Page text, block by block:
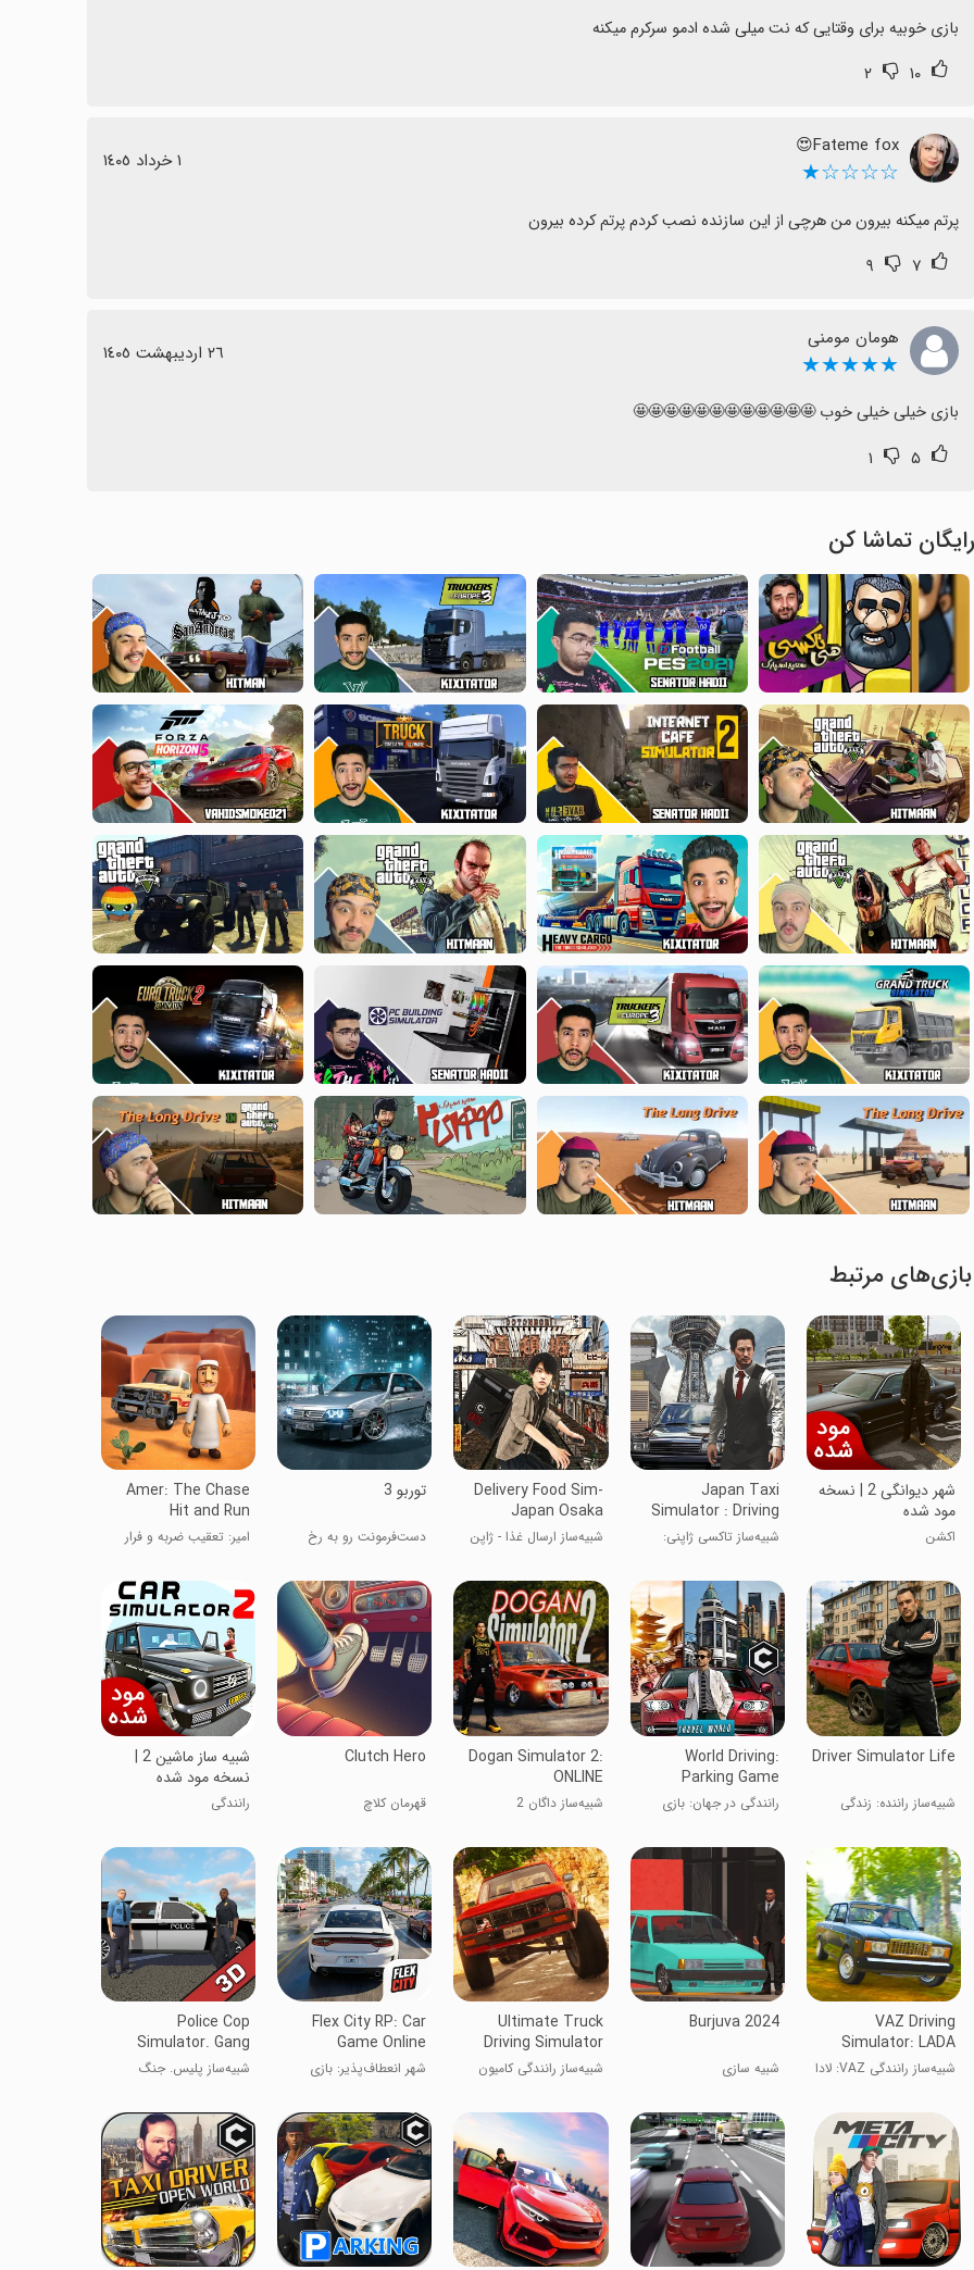
بازی خوبیه برای وقتایی که نت میلی شده ادمو سرکرم میکنه
۱۰ ۲
Fateme fox😍
☆☆☆☆★ ١ خرداد ١٤٠٥
پرتم میکنه بیرون من هرچی از این سازنده نصب کردم پرتم کرده بیرون
۷ ۹
هومان مومنی
★★★★★ ٢٦ اردیبهشت ١٤٠٥
بازی خیلی خیلی خوب 🤩🤩🤩🤩🤩🤩🤩🤩🤩🤩🤩🤩
۵ ۱
رایگان تماشا کن
بازی‌های مرتبط
شهر دیوانگی 2 | نسخه
مود شده
اکشن
Japan Taxi
Simulator : Driving
شبیه‌ساز تاکسی ژاپنی:
Delivery Food Sim-
Japan Osaka
شبیه‌ساز ارسال غذا - ژاپن
‏‏توربو 3
دست‌فرمونت رو به رخ
Amer: The Chase
Hit and Run
امیر: تعقیب ضربه و فرار
Driver Simulator Life
شبیه‌ساز راننده: زندگی
World Driving:
Parking Game
رانندگی در جهان: بازی
Dogan Simulator 2:
ONLINE
شبیه‌ساز داگان 2
Clutch Hero
قهرمان کلاچ
شبیه ساز ماشین 2 |
نسخه مود شده
رانندگی
VAZ Driving
Simulator: LADA
شبیه‌ساز رانندگی VAZ: لادا
Burjuva 2024
شبیه سازی
Ultimate Truck
Driving Simulator
2020
شبیه‌ساز رانندگی کامیون
Flex City RP: Car
Game Online
شهر انعطاف‌پذیر: بازی
Police Cop
Simulator. Gang
War
شبیه‌ساز پلیس. جنگ